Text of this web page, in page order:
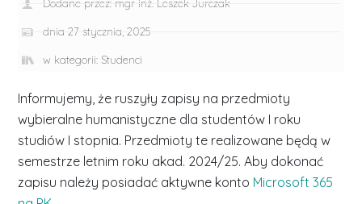
Dodane przez: mgr inż. Leszek Jurczak
dnia 27 stycznia, 2025
w kategorii: Studenci
Informujemy, że ruszyły zapisy na przedmioty
wybieralne humanistyczne dla studentów I roku
studiów I stopnia. Przedmioty te realizowane będą w
semestrze letnim roku akad. 2024/25. Aby dokonać
zapisu należy posiadać aktywne konto Microsoft 365